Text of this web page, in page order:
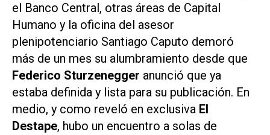
el Banco Central, otras áreas de Capital
Humano y la oficina del asesor
plenipotenciario Santiago Caputo demoró
más de un mes su alumbramiento desde que
Federico Sturzenegger anunció que ya
estaba definida y lista para su publicación. En
medio, y como reveló en exclusiva El
Destape, hubo un encuentro a solas de